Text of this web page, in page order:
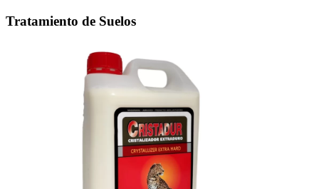
Tratamiento de Suelos